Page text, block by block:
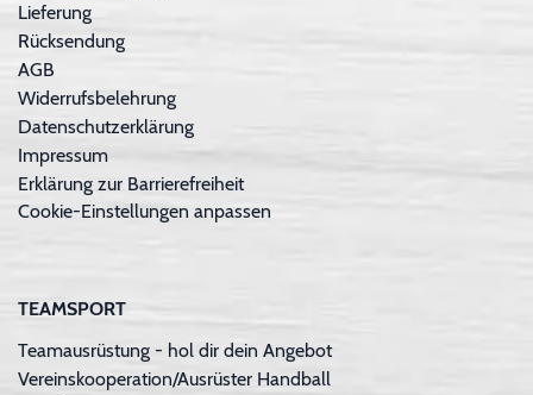
Lieferung
Rücksendung
AGB
Widerrufsbelehrung
Datenschutzerklärung
Impressum
Erklärung zur Barrierefreiheit
Cookie-Einstellungen anpassen
TEAMSPORT
Teamausrüstung - hol dir dein Angebot
Vereinskooperation/Ausrüster Handball